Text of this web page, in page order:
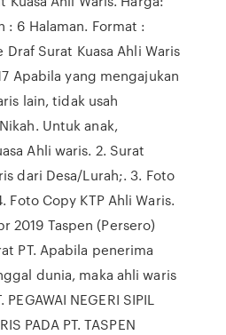
: 6 Halaman. Format :
Surat Kuasa Ahli Waris
Apabila yang mengajukan
lain, tidak usah
Untuk anak,
Ahli waris. 2. Surat
dari Desa/Lurah;. 3. Foto
Foto Copy KTP Ahli Waris.
2019 Taspen (Persero)
PT. Apabila penerima
dunia, maka ahli waris
NEGERI SIPIL
PADA PT. TASPEN